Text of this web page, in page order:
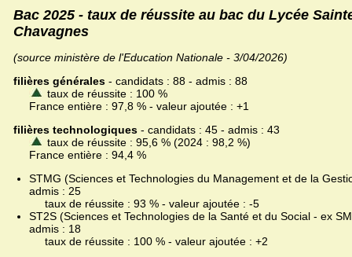
Bac 2025 - taux de réussite au bac du Lycée
Chavagnes
(source ministère de l'Education Nationale - 3/04/2026)
filières générales - candidats : 88 - admis : 88
taux de réussite : 100 %
France entière : 97,8 % - valeur ajoutée : +1
filières technologiques - candidats : 45 - admis : 43
taux de réussite : 95,6 % (2024 : 98,2 %)
France entière : 94,4 %
STMG (Sciences et Technologies du Management et de la
admis : 25
taux de réussite : 93 % - valeur ajoutée : -5
ST2S (Sciences et Technologies de la Santé et du Social - ex
admis : 18
taux de réussite : 100 % - valeur ajoutée : +2